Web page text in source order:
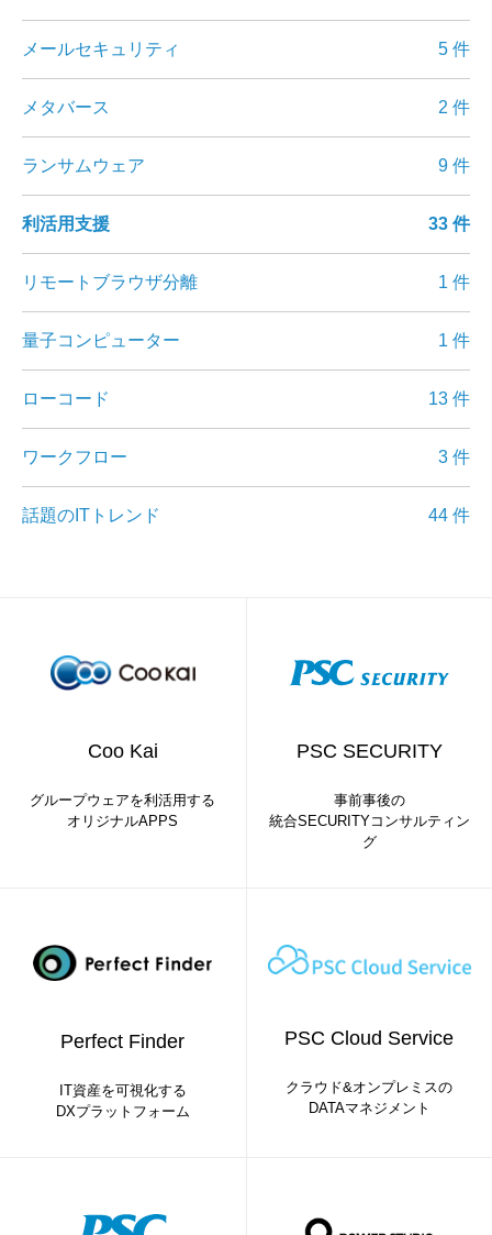
メールセキュリティ 5 件
メタバース 2 件
ランサムウェア 9 件
利活用支援 33 件
リモートブラウザ分離 1 件
量子コンピューター 1 件
ローコード 13 件
ワークフロー 3 件
話題のITトレンド 44 件
Coo Kai
グループウェアを利活用する
オリジナルAPPS
PSC SECURITY
事前事後の
統合SECURITYコンサルティン
グ
Perfect Finder
IT資産を可視化する
DXプラットフォーム
PSC Cloud Service
クラウド&オンプレミスの
DATAマネジメント